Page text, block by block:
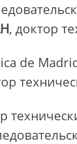
, доктор
de